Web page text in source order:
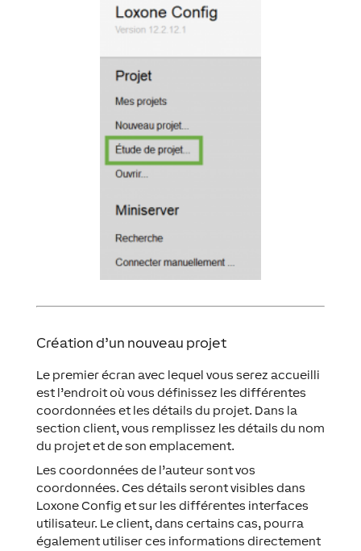
Création d’un nouveau projet
Le premier écran avec lequel vous serez accueilli
est l’endroit où vous définissez les différentes
coordonnées et les détails du projet. Dans la
section client, vous remplissez les détails du nom
du projet et de son emplacement.
Les coordonnées de l’auteur sont vos
coordonnées. Ces détails seront visibles dans
Loxone Config et sur les différentes interfaces
utilisateur. Le client, dans certains cas, pourra
également utiliser ces informations directement